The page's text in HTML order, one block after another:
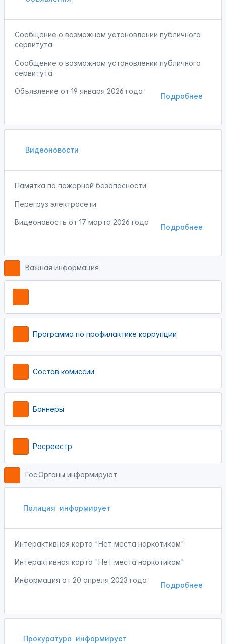
Сообщение о возможном установлении публичного
сервитута.
Сообщение о возможном установлении публичного
сервитута.
Подробнее
Объявление от 19 января 2026 года
Видеоновости
Памятка по пожарной безопасности
Перегруз электросети
Подробнее
Видеоновость от 17 марта 2026 года
Важная информация
Программа по профилактике коррупции
Состав комиссии
Баннеры
Росреестр
Гос.Органы информируют
Полиция информирует
Интерактивная карта "Нет места наркотикам"
Интерактивная карта "Нет места наркотикам"
Подробнее
Информация от 20 апреля 2023 года
Прокуратура информирует